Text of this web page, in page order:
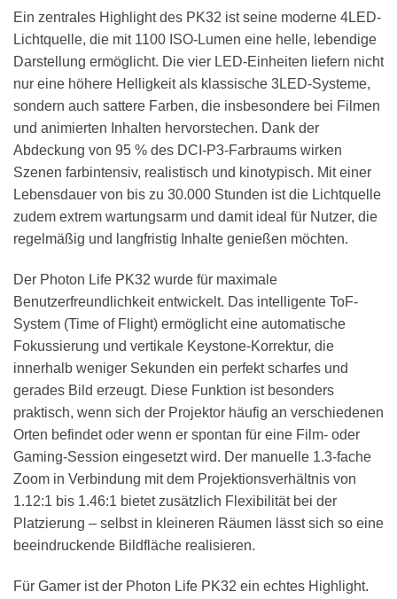
Ein zentrales Highlight des PK32 ist seine moderne 4LED-
Lichtquelle, die mit 1100 ISO-Lumen eine helle, lebendige
Darstellung ermöglicht. Die vier LED-Einheiten liefern nicht
nur eine höhere Helligkeit als klassische 3LED-Systeme,
sondern auch sattere Farben, die insbesondere bei Filmen
und animierten Inhalten hervorstechen. Dank der
Abdeckung von 95 % des DCI-P3-Farbraums wirken
Szenen farbintensiv, realistisch und kinotypisch. Mit einer
Lebensdauer von bis zu 30.000 Stunden ist die Lichtquelle
zudem extrem wartungsarm und damit ideal für Nutzer, die
regelmäßig und langfristig Inhalte genießen möchten.
Der Photon Life PK32 wurde für maximale
Benutzerfreundlichkeit entwickelt. Das intelligente ToF-
System (Time of Flight) ermöglicht eine automatische
Fokussierung und vertikale Keystone-Korrektur, die
innerhalb weniger Sekunden ein perfekt scharfes und
gerades Bild erzeugt. Diese Funktion ist besonders
praktisch, wenn sich der Projektor häufig an verschiedenen
Orten befindet oder wenn er spontan für eine Film- oder
Gaming-Session eingesetzt wird. Der manuelle 1.3-fache
Zoom in Verbindung mit dem Projektionsverhältnis von
1.12:1 bis 1.46:1 bietet zusätzlich Flexibilität bei der
Platzierung – selbst in kleineren Räumen lässt sich so eine
beeindruckende Bildfläche realisieren.
Für Gamer ist der Photon Life PK32 ein echtes Highlight.